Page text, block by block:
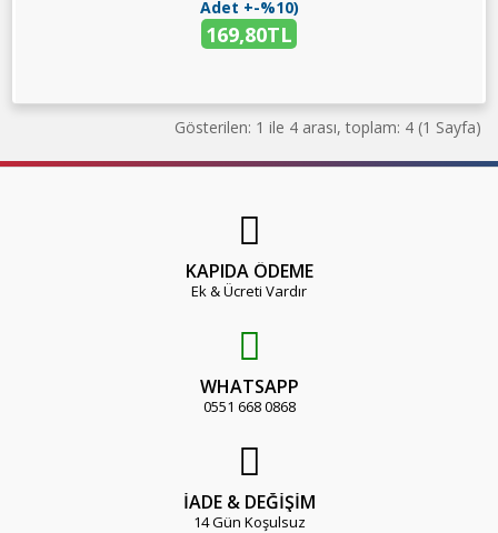
Adet +-%10)
169,80TL
Gösterilen: 1 ile 4 arası, toplam: 4 (1 Sayfa)
KAPIDA ÖDEME
Ek & Ücreti Vardır
WHATSAPP
0551 668 0868
İADE & DEĞİŞİM
14 Gün Koşulsuz